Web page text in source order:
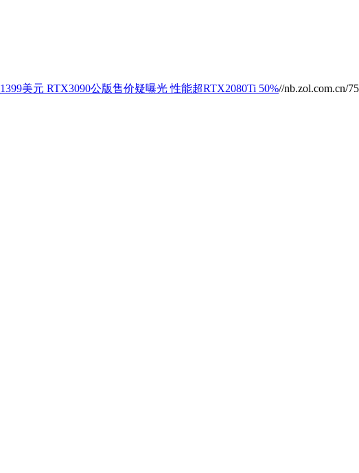
1399美元 RTX3090公版售价疑曝光 性能超RTX2080Ti 50%//nb.zol.com.cn/